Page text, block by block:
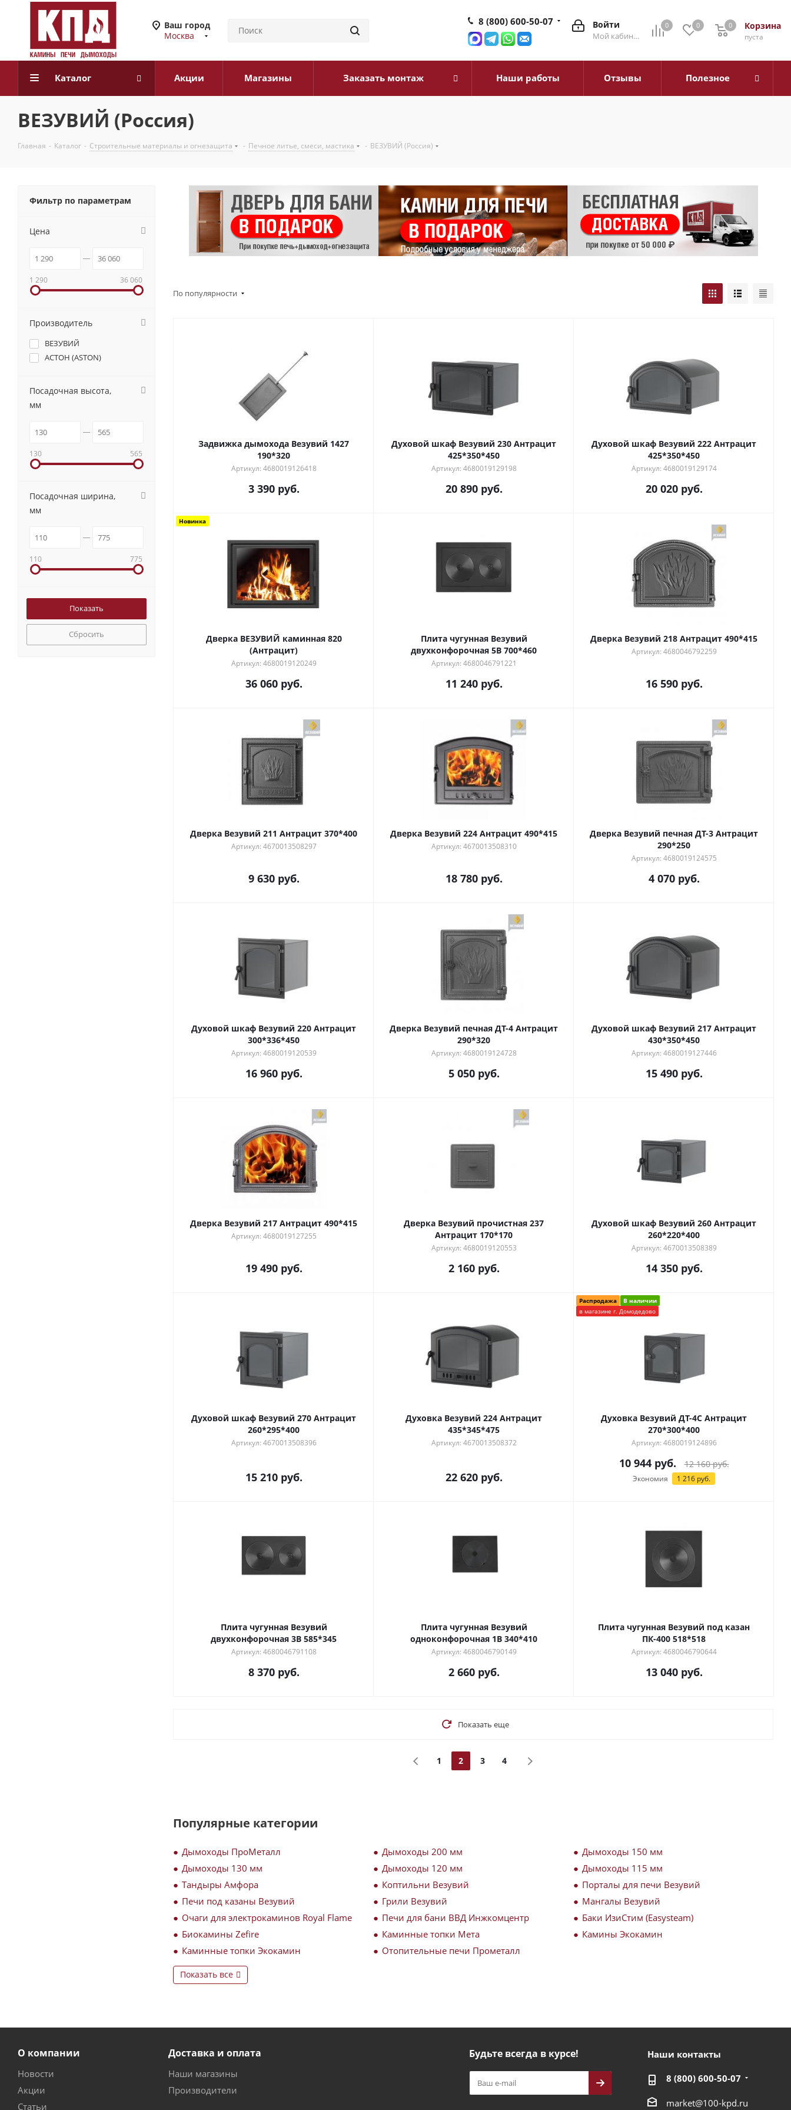
Ваш город
Москва
0 0 Корзина
0
пуста
0
Войти
Мой кабинет
8 (800) 600-50-07
Каталог Акции Магазины Заказать монтаж Наши работы Отзывы Полезное
ВЕЗУВИЙ (Россия)
Главная - Каталог - Строительные материалы и огнезащита - Печное литье, смеси, мастика - ВЕЗУВИЙ (Россия)
По популярности
Задвижка дымохода Везувий 1427
190*320
Артикул: 4680019126418
3 390руб.
Духовой шкаф Везувий 230 Антрацит
425*350*450
Артикул: 4680019129198
20 890руб.
Духовой шкаф Везувий 222 Антрацит
425*350*450
Артикул: 4680019129174
20 020руб.
Новинка
Дверка ВЕЗУВИЙ каминная 820
(Антрацит)
Артикул: 4680019120249
36 060руб.
Плита чугунная Везувий
двухконфорочная 5В 700*460
Артикул: 4680046791221
11 240руб.
Дверка Везувий 218 Антрацит 490*415
Артикул: 4680046792259
16 590руб.
Дверка Везувий 211 Антрацит 370*400
Артикул: 4670013508297
9 630руб.
Дверка Везувий 224 Антрацит 490*415
Артикул: 4670013508310
18 780руб.
Дверка Везувий печная ДТ-3 Антрацит
290*250
Артикул: 4680019124575
4 070руб.
Духовой шкаф Везувий 220 Антрацит
300*336*450
Артикул: 4680019120539
16 960руб.
Дверка Везувий печная ДТ-4 Антрацит
290*320
Артикул: 4680019124728
5 050руб.
Духовой шкаф Везувий 217 Антрацит
430*350*450
Артикул: 4680019127446
15 490руб.
Дверка Везувий 217 Антрацит 490*415
Артикул: 4680019127255
19 490руб.
Дверка Везувий прочистная 237
Антрацит 170*170
Артикул: 4680019120553
2 160руб.
Духовой шкаф Везувий 260 Антрацит
260*220*400
Артикул: 4670013508389
14 350руб.
Духовой шкаф Везувий 270 Антрацит
260*295*400
Артикул: 4670013508396
15 210руб.
Духовка Везувий 224 Антрацит
435*345*475
Артикул: 4670013508372
22 620руб.
Распродажа
В наличии
в магазине г. Домодедово
Духовка Везувий ДТ-4С Антрацит
270*300*400
Артикул: 4680019124896
10 944руб. 12 160руб.
Экономия 1 216 руб.
Плита чугунная Везувий
двухконфорочная 3В 585*345
Артикул: 4680046791108
8 370руб.
Плита чугунная Везувий
одноконфорочная 1В 340*410
Артикул: 4680046790149
2 660руб.
Плита чугунная Везувий под казан
ПК-400 518*518
Артикул: 4680046790644
13 040руб.
Показать еще
1 2 3 4
Популярные категории
Дымоходы ПроМеталл Дымоходы 200 мм
Дымоходы 150 мм
Дымоходы 130 мм
Дымоходы 120 мм
Дымоходы 115 мм
Тандыры Амфора
Коптильни Везувий
Порталы для печи Везувий
Печи под казаны Везувий
Грили Везувий
Мангалы Везувий
Очаги для электрокаминов Royal Flame
Печи для бани ВВД Инжкомцентр
Баки ИзиСтим (Easysteam)
Биокамины Zefire
Каминные топки Мета
Камины Экокамин
Каминные топки Экокамин
Отопительные печи Прометалл
Показать все
Фильтр по параметрам
Цена
1 290 36 060
Производитель
ВЕЗУВИЙ
АСТОН (ASTON)
Посадочная высота,
мм
130 565
Посадочная ширина,
мм
110 775
Сбросить
О компании
Новости
Акции
Статьи
Доставка и оплата
Наши магазины
Производители
Будьте всегда в курсе! Наши контакты
8 (800) 600-50-07
market@100-kpd.ru